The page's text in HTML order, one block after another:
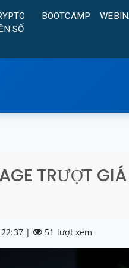
SỐ
BOOTCAMP
TRƯỢT
22:37 | 51 lượt xem